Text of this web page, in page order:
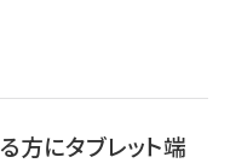
方にタブレット端